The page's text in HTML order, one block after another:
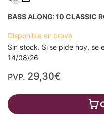
BASS ALONG: 10 CLASSIC
Disponible en breve
Sin stock. Si se pide hoy, se
14/08/26
PVP. 29,30€